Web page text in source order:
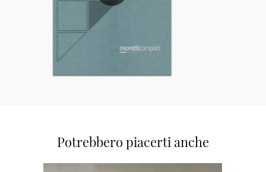
Potrebbero piacerti anche